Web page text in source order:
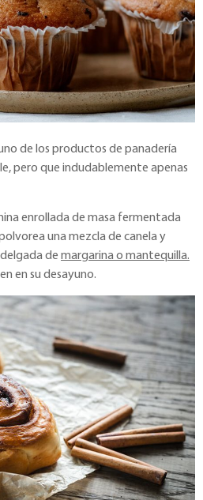
de los productos de panadería
pero que indudablemente apenas
enrollada de masa fermentada
una mezcla de canela y
de margarina o mantequilla.
en su desayuno.